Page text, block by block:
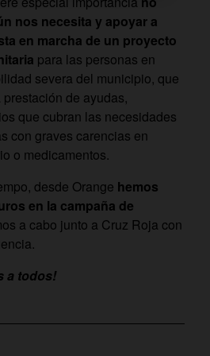
nos necesita y apoyar a
en marcha de un proyecto
para las personas en
severa del municipio, que
de ayudas,
que cubran las necesidades
con graves carencias en
o medicamentos.
desde Orange hemos
en la campaña de
a cabo junto a Cruz Roja con
a todos!